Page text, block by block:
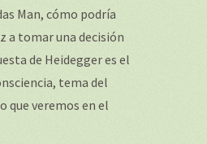
Man, cómo podría
a tomar una decisión
de Heidegger es el
tema del
que veremos en el